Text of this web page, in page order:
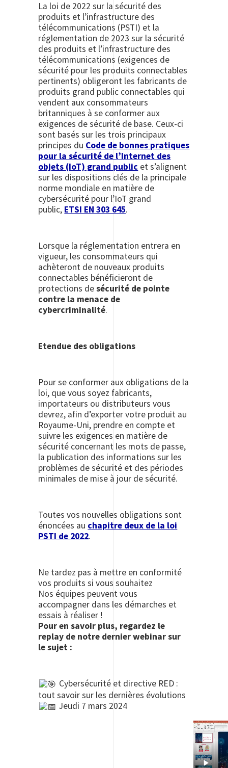
La loi de 2022 sur la sécurité des
produits et l’infrastructure des
télécommunications (PSTI) et la
réglementation de 2023 sur la sécurité
des produits et l’infrastructure des
télécommunications (exigences de
sécurité pour les produits connectables
pertinents) obligeront les fabricants de
produits grand public connectables qui
vendent aux consommateurs
britanniques à se conformer aux
exigences de sécurité de base. Ceux-ci
sont basés sur les trois principaux
principes du Code de bonnes pratiques
pour la sécurité de l’Internet des
objets (IoT) grand public et s’alignent
sur les dispositions clés de la principale
norme mondiale en matière de
cybersécurité pour l’IoT grand
public, ETSI EN 303 645.
Lorsque la réglementation entrera en
vigueur, les consommateurs qui
achèteront de nouveaux produits
connectables bénéficieront de
protections desécurité de pointe
contre la menace de
cybercriminalité.
Etendue des obligations
Pour se conformer aux obligations de la
loi, que vous soyez fabricants,
importateurs ou distributeurs vous
devrez, afin d’exporter votre produit au
Royaume-Uni, prendre en compte et
suivre les exigences en matière de
sécurité concernant les mots de passe,
la publication des informations sur les
problèmes de sécurité et des périodes
minimales de mise à jour de sécurité.
Toutes vos nouvelles obligations sont
énoncées au chapitre deux de la loi
PSTI de 2022.
Ne tardez pas à mettre en conformité
vos produits si vous souhaitez
Nos équipes peuvent vous
accompagner dans les démarches et
essais à réaliser !
Pour en savoir plus, regardez le
replay de notre dernier webinar sur
le sujet :
Cybersécurité et directive RED :
tout savoir sur les dernières évolutions
Jeudi 7 mars 2024